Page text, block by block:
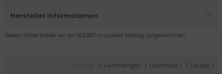
Hersteller Informationen
Diesen Artikel haben wir am 18.11.2017 in unseren Katalog aufgenommen.
« vorheriger nächster » Letzter »